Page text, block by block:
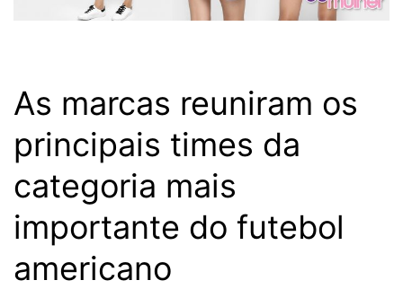
As marcas reuniram os
principais times da
categoria mais
importante do futebol
americano